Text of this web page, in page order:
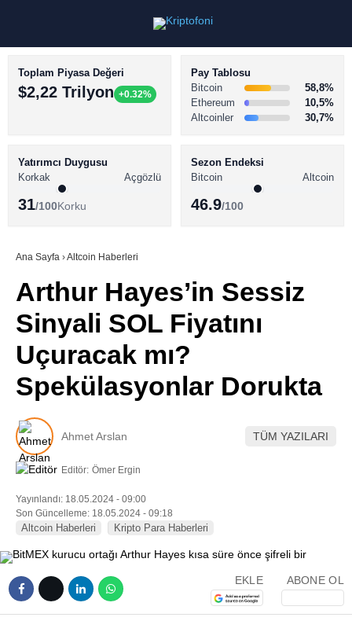
Youtube
TikTok
BİTCOİN HABERLERİ
ALTCOİN HABERLERİ
SÖZLÜK
Toplam Piyasa Değeri
$2,22 Trilyon +0.32%
Pay Tablosu
Bitcoin
58,8%
Ethereum
10,5%
Altcoinler
30,7%
Yatırımcı Duygusu
Korkak
Açgözlü
31/100Korku
Sezon Endeksi
Bitcoin
Altcoin
46.9/100
Ana Sayfa ›Altcoin Haberleri
Arthur Hayes’in Sessiz
Sinyali SOL Fiyatını
Uçuracak mı?
Spekülasyonlar Dorukta
Ahmet Arslan TÜM YAZILARI
Editör: Ömer Ergin
Yayınlandı: 18.05.2024 - 09:00
Son Güncelleme: 18.05.2024 - 09:18
Altcoin Haberleri Kripto Para Haberleri
EKLE ABONE OL